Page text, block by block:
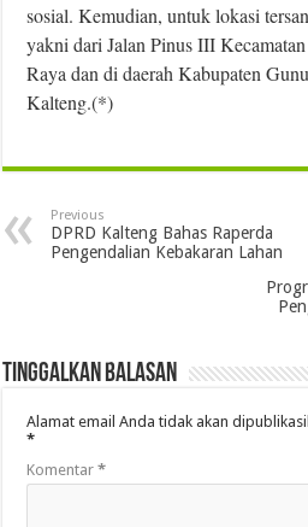
sosial. Kemudian, untuk lokasi
yakni dari Jalan Pinus III
Raya dan di daerah Kabupaten
Kalteng.(*)
Previous
DPRD Kalteng Bahas Raperda
Pengendalian Kebakaran Lahan
Tinggalkan Balasan
Alamat email Anda tidak akan
*
Komentar*